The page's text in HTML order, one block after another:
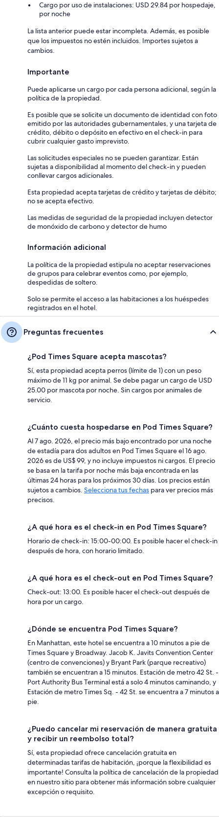
Cargo por uso de instalaciones: USD 29.84 por hospedaje,
por noche
La lista anterior puede estar incompleta. Además, es posible
que los impuestos no estén incluidos. Importes sujetos a
cambios.
Importante
Puede aplicarse un cargo por cada persona adicional, según la
política de la propiedad.
Es posible que se solicite un documento de identidad con foto
emitido por las autoridades gubernamentales, y una tarjeta de
crédito, débito o depósito en efectivo en el check-in para
cubrir cualquier gasto imprevisto.
Las solicitudes especiales no se pueden garantizar. Están
sujetas a disponibilidad al momento del check-in y pueden
conllevar cargos adicionales.
Esta propiedad acepta tarjetas de crédito y tarjetas de débito;
no se acepta efectivo.
Las medidas de seguridad de la propiedad incluyen detector
de monóxido de carbono y detector de humo
Información adicional
La política de la propiedad estipula no aceptar reservaciones
de grupos para celebrar eventos como, por ejemplo,
despedidas de soltero.
Solo se permite el acceso a las habitaciones a los huéspedes
registrados en el hotel.
Preguntas frecuentes
¿Pod Times Square acepta mascotas?
Sí, esta propiedad acepta perros (límite de 1) con un peso
máximo de 11 kg por animal. Se debe pagar un cargo de USD
25.00 por mascota por noche. Sin cargos por animales de
servicio.
¿Cuánto cuesta hospedarse en Pod Times Square?
Al 7 ago. 2026, el precio más bajo encontrado por una noche
de estadía para dos adultos en Pod Times Square el 16 ago.
2026 es de US$ 99, y no incluye impuestos ni cargos. El precio
se basa en la tarifa por noche más baja encontrada en las
últimas 24 horas para los próximos 30 días. Los precios están
sujetos a cambios. Selecciona tus fechas para ver precios más
precisos.
¿A qué hora es el check-in en Pod Times Square?
Horario de check-in: 15:00-00:00. Es posible hacer el check-in
después de hora, con horario limitado.
¿A qué hora es el check-out en Pod Times Square?
Check-out: 13:00. Es posible hacer el check-out después de
hora por un cargo.
¿Dónde se encuentra Pod Times Square?
En Manhattan, este hotel se encuentra a 10 minutos a pie de
Times Square y Broadway. Jacob K. Javits Convention Center
(centro de convenciones) y Bryant Park (parque recreativo)
también se encuentran a 15 minutos. Estación de metro 42 St. -
Port Authority Bus Terminal está a solo 4 minutos caminando, y
Estación de metro Times Sq. - 42 St. se encuentra a 7 minutos a
pie.
¿Puedo cancelar mi reservación de manera gratuita
y recibir un reembolso total?
Sí, esta propiedad ofrece cancelación gratuita en
determinadas tarifas de habitación, ¡porque la flexibilidad es
importante! Consulta la política de cancelación de la propiedad
en nuestro sitio para obtener más información sobre cualquier
excepción o requisito.